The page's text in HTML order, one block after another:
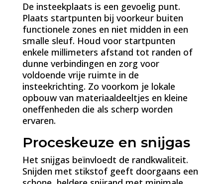
De insteekplaats is een gevoelig punt.
Plaats startpunten bij voorkeur buiten
functionele zones en niet midden in een
smalle sleuf. Houd voor startpunten
enkele millimeters afstand tot randen of
dunne verbindingen en zorg voor
voldoende vrije ruimte in de
insteekrichting. Zo voorkom je lokale
opbouw van materiaaldeeltjes en kleine
oneffenheden die als scherp worden
ervaren.
Proceskeuze en snijgas
Het snijgas beïnvloedt de randkwaliteit.
Snijden met stikstof geeft doorgaans een